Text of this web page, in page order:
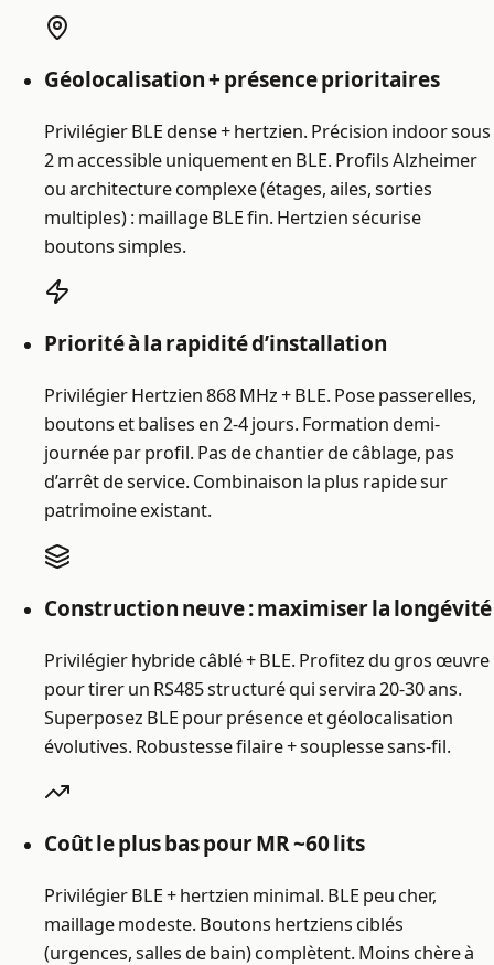
Géolocalisation + présence prioritaires
Privilégier BLE dense + hertzien. Précision indoor sous
2 m accessible uniquement en BLE. Profils Alzheimer
ou architecture complexe (étages, ailes, sorties
multiples) : maillage BLE fin. Hertzien sécurise
boutons simples.
Priorité à la rapidité d’installation
Privilégier Hertzien 868 MHz + BLE. Pose passerelles,
boutons et balises en 2-4 jours. Formation demi-
journée par profil. Pas de chantier de câblage, pas
d’arrêt de service. Combinaison la plus rapide sur
patrimoine existant.
Construction neuve : maximiser la longévité
Privilégier hybride câblé + BLE. Profitez du gros œuvre
pour tirer un RS485 structuré qui servira 20-30 ans.
Superposez BLE pour présence et géolocalisation
évolutives. Robustesse filaire + souplesse sans-fil.
Coût le plus bas pour MR ~60 lits
Privilégier BLE + hertzien minimal. BLE peu cher,
maillage modeste. Boutons hertziens ciblés
(urgences, salles de bain) complètent. Moins chère à